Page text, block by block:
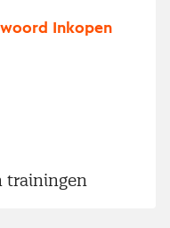
Inkopen
trainingen